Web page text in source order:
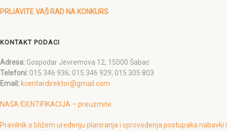
PRIJAVITE VAŠ RAD NA KONKURS
KONTAKT PODACI
Adresa: Gospodar Jevremova 12, 15000 Šabac
Telefoni: 015 346 936; 015 346 929; 015 305 803
Email: kcentardirektor@gmail.com
NAŠA IDENTIFIKACIJA – preuzmite
Pravilnik o bližem uređenju planiranja i sprovođenja postupaka nabavki i